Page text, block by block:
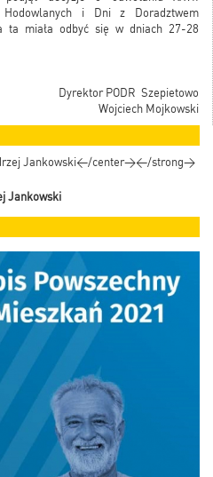
Hodowlanych i Dni z Doradztwem
ta miała odbyć się w dniach 27-28
Dyrektor PODR Szepietowo
Wojciech Mojkowski
Jankowski